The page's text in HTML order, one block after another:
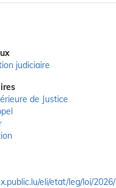
judiciaire
de Justice
eli/etat/leg/loi/2026/